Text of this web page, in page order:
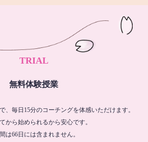
TRIAL
無料体験授業
、毎日15分のコーチングを体感いただけます。
から始められるから安心です。
は66日には含まれません。